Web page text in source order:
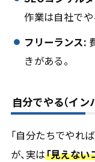
作業は自社でや
フリーランス:
きがある。
自分でやる（イン
「自分たちでやれ
が、実は「見えない